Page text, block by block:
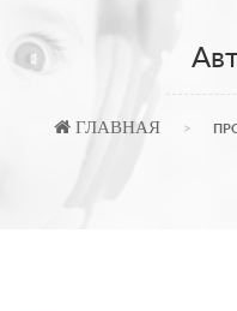
ГЛАВНАЯ